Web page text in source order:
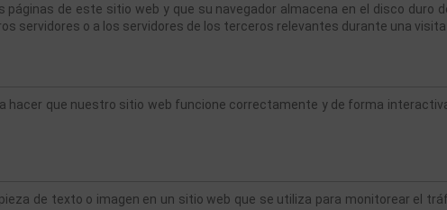
de este sitio web y que su navegador almacena en el disco duro
servidores o a los servidores de los terceros relevantes durante una visita
hacer que nuestro sitio web funcione correctamente y de forma
de texto o imagen en un sitio web que se utiliza para monitorear el